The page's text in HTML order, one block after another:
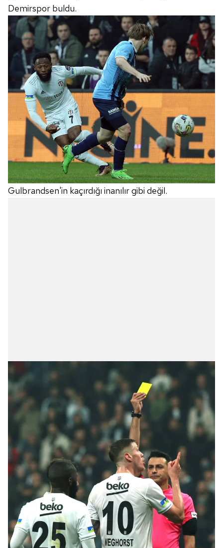
Demirspor buldu.
Gulbrandsen'in kaçırdığı inanılır gibi değil.